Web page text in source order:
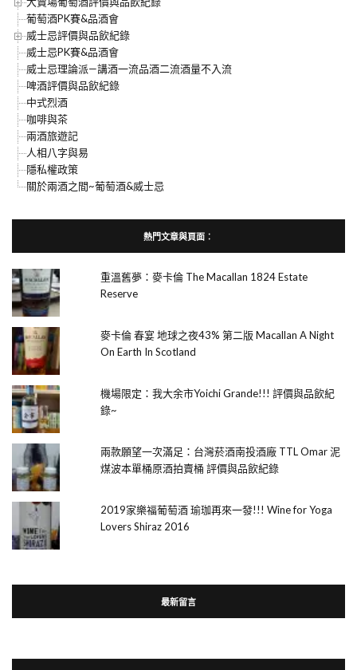
葡萄酒PK賽&品酒會
威士忌評價與品飲紀錄
威士忌PK賽&品酒會
威士忌理論派—講酒一流品酒二流酒量不入流
啤酒評價與品飲紀錄
中式烈酒
咖啡與茶
兩酒旅遊記
人相八字與易
隱私權政策
關於兩酒之間~葡萄酒&威士忌
熱門文章與頁面︰
重溫舊夢：麥卡倫 The Macallan 1824 Estate
Reserve
麥卡倫 春宴 地球之夜43% 第二版 Macallan A Night
On Earth In Scotland
機場限定：我大余市Yoichi Grande!!! 評價與品飲紀
錄~
兩款願望一次滿足：台灣菸酒南投酒廠 TTL Omar 泥
煤波本單桶原酒拍賣桶 評價與品飲紀錄
2019家樂福葡萄酒 瑜珈再來一發!!! Wine for Yoga
Lovers Shiraz 2016
最新留言